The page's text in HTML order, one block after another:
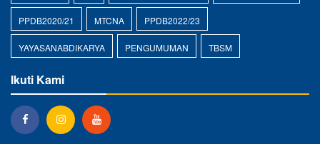
PPDB2020/21 MTCNA PPDB2022/23
YAYASANABDIKARYA PENGUMUMAN TBSM
Ikuti Kami